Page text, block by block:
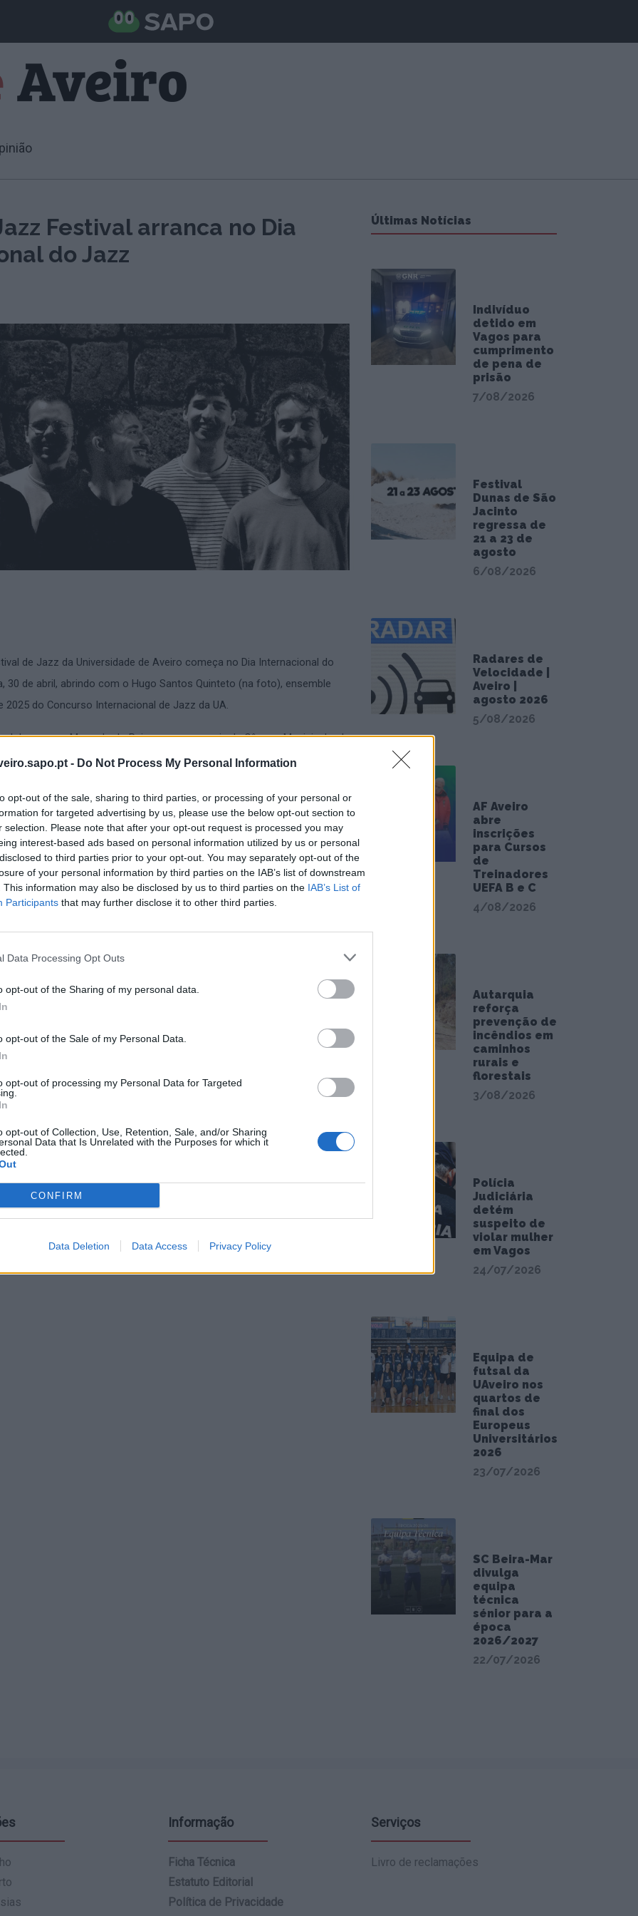
- Do Not Process My Personal Information
opt-out of the sale, sharing to third parties, or processing of your personal or
for targeted advertising by us, please use the below opt-out section to
selection. Please note that after your opt-out request is processed you may
interest-based ads based on personal information utilized by us or personal
to third parties prior to your opt-out. You may separately opt-out of the
of your personal information by third parties on the IAB’s list of downstream
This information may also be disclosed by us to third parties on the IAB’s List of
Participants that may further disclose it to other third parties.
Data Processing Opt Outs
opt-out of the Sharing of my personal data.
opt-out of the Sale of my Personal Data.
opt-out of processing my Personal Data for Targeted
opt-out of Collection, Use, Retention, Sale, and/or Sharing
Data that Is Unrelated with the Purposes for which it
CONFIRM
Data Deletion Data Access Privacy Policy
Festival arranca no Dia
do Jazz
de Jazz da Universidade de Aveiro começa no Dia Internacional do
30 de abril, abrindo com o Hugo Santos Quinteto (na foto), ensemble
2025 do Concurso Internacional de Jazz da UA.
decorre no Mercado do Peixe com a parceria da Câmara Municipal e do
A Universidade de Aveiro (UA) informa, entretanto, que as datas da
Últimas Notícias
Indivíduo
detido em
Vagos para
cumprimento
de pena de
prisão
7/08/2026
Festival
Dunas de São
Jacinto
regressa de
21 a 23 de
agosto
6/08/2026
Radares de
Velocidade |
Aveiro |
agosto 2026
5/08/2026
AF Aveiro
abre
inscrições
para Cursos
de
Treinadores
UEFA B e C
4/08/2026
Autarquia
reforça
prevenção de
incêndios em
caminhos
rurais e
florestais
3/08/2026
Polícia
Judiciária
detém
suspeito de
violar mulher
em Vagos
24/07/2026
Equipa de
futsal da
UAveiro nos
quartos de
final dos
Europeus
Universitários
2026
23/07/2026
SC Beira-Mar
divulga
equipa
técnica
sénior para a
época
2026/2027
22/07/2026
Informação
Ficha Técnica
Estatuto Editorial
Política de Privacidade
Serviços
Livro de reclamações